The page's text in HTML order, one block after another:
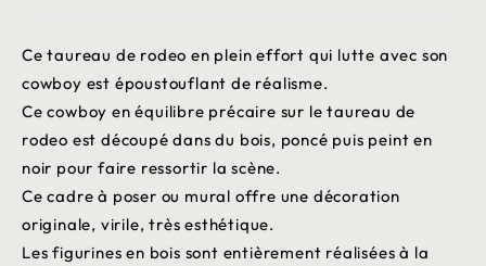
Ce taureau de rodeo en plein effort qui lutte avec son
cowboy est époustouflant de réalisme.
Ce cowboy en équilibre précaire sur le taureau de
rodeo est découpé dans du bois, poncé puis peint en
noir pour faire ressortir la scène.
Ce cadre à poser ou mural offre une décoration
originale, virile, très esthétique.
Les figurines en bois sont entièrement réalisées à la